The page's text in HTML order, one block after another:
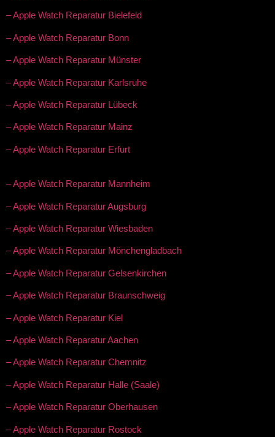
– Apple Watch Reparatur Bielefeld
– Apple Watch Reparatur Bonn
– Apple Watch Reparatur Münster
– Apple Watch Reparatur Karlsruhe
– Apple Watch Reparatur Lübeck
– Apple Watch Reparatur Mainz
– Apple Watch Reparatur Erfurt
– Apple Watch Reparatur Mannheim
– Apple Watch Reparatur Augsburg
– Apple Watch Reparatur Wiesbaden
– Apple Watch Reparatur Mönchengladbach
– Apple Watch Reparatur Gelsenkirchen
– Apple Watch Reparatur Braunschweig
– Apple Watch Reparatur Kiel
– Apple Watch Reparatur Aachen
– Apple Watch Reparatur Chemnitz
– Apple Watch Reparatur Halle (Saale)
– Apple Watch Reparatur Oberhausen
– Apple Watch Reparatur Rostock